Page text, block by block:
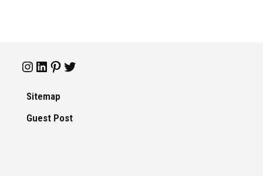
Sitemap
Guest Post